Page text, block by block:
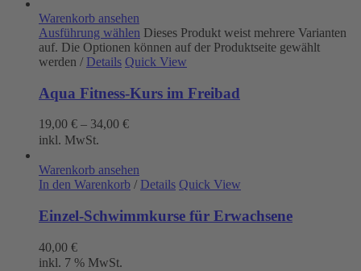
Warenkorb ansehen
Ausführung wählen Dieses Produkt weist mehrere Varianten
auf. Die Optionen können auf der Produktseite gewählt
werden / Details Quick View
Aqua Fitness-Kurs im Freibad
19,00 € – 34,00 €
inkl. MwSt.
Warenkorb ansehen
In den Warenkorb / Details Quick View
Einzel-Schwimmkurse für Erwachsene
40,00 €
inkl. 7 % MwSt.